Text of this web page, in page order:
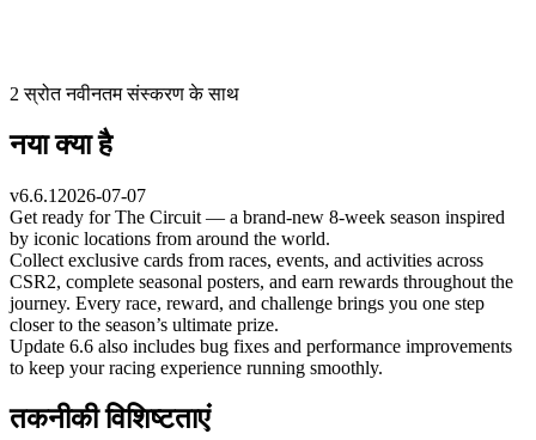
2 स्रोत नवीनतम संस्करण के साथ
नया क्या है
v6.6.1 2026-07-07
Get ready for The Circuit — a brand-new 8-week season inspired
by iconic locations from around the world.
Collect exclusive cards from races, events, and activities across
CSR2, complete seasonal posters, and earn rewards throughout the
journey. Every race, reward, and challenge brings you one step
closer to the season’s ultimate prize.
Update 6.6 also includes bug fixes and performance improvements
to keep your racing experience running smoothly.
तकनीकी विशिष्टताएं